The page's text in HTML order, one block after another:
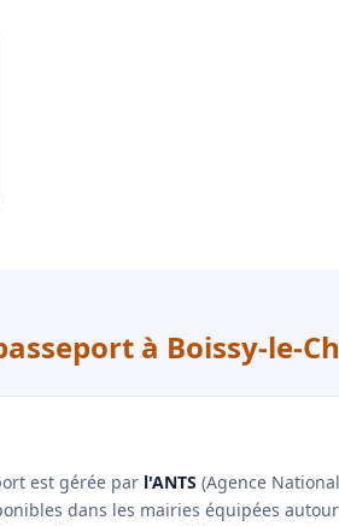
à Boissy-le-
est gérée par l'ANTS (Agence
dans les mairies équipées